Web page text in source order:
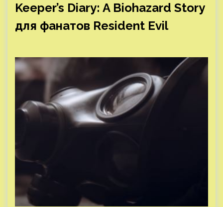
Keeper’s Diary: A Biohazard Story
для фанатов Resident Evil